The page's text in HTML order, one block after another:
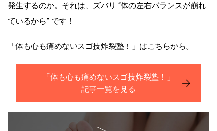
発生するのか。それは、ズバリ “体の左右バランスが崩れ
ているから” です！
「体も心も痛めないスゴ技炸裂塾！」はこちらから。
「体も心も痛めないスゴ技炸裂塾！」
記事一覧を見る